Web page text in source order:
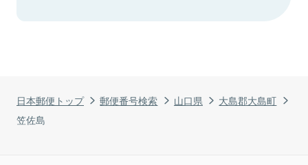
日本郵便トップ 郵便番号検索 山口県
大島郡大島町
笠佐島